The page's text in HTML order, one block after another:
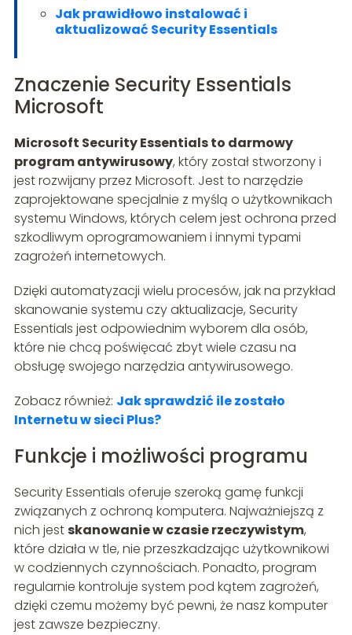
Jak prawidłowo instalować i
aktualizować Security Essentials
Znaczenie Security Essentials
Microsoft
Microsoft Security Essentials to darmowy
program antywirusowy, który został stworzony i
jest rozwijany przez Microsoft. Jest to narzędzie
zaprojektowane specjalnie z myślą o użytkownikach
systemu Windows, których celem jest ochrona przed
szkodliwym oprogramowaniem i innymi typami
zagrożeń internetowych.
Dzięki automatyzacji wielu procesów, jak na przykład
skanowanie systemu czy aktualizacje, Security
Essentials jest odpowiednim wyborem dla osób,
które nie chcą poświęcać zbyt wiele czasu na
obsługę swojego narzędzia antywirusowego.
Zobacz również: Jak sprawdzić ile zostało
Internetu w sieci Plus?
Funkcje i możliwości programu
Security Essentials oferuje szeroką gamę funkcji
związanych z ochroną komputera. Najważniejszą z
nich jestskanowanie w czasie rzeczywistym,
które działa w tle, nie przeszkadzając użytkownikowi
w codziennych czynnościach. Ponadto, program
regularnie kontroluje system pod kątem zagrożeń,
dzięki czemu możemy być pewni, że nasz komputer
jest zawsze bezpieczny.